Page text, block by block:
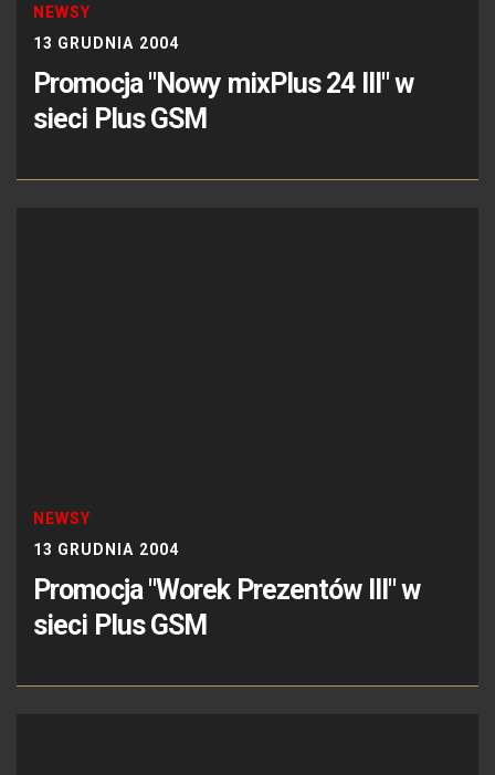
NEWSY
13 GRUDNIA 2004
Promocja "Nowy mixPlus 24 III" w
sieci Plus GSM
NEWSY
13 GRUDNIA 2004
Promocja "Worek Prezentów III" w
sieci Plus GSM